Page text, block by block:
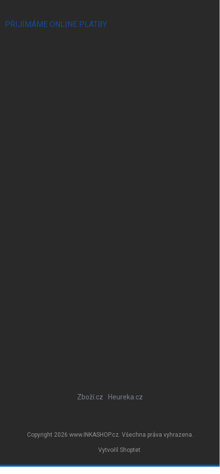
PŘIJÍMÁME ONLINE PLATBY
Zboží.cz Heureka.cz
Vytvořil Shoptet
Copyright 2026 www.INKASHOP.cz. Všechna práva vyhrazena.